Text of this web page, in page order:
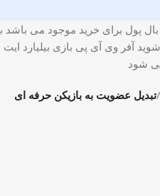
برای خرید موجود می باشد با
شوید آفر وی آی پی بازی بیلیارد
شود
تبدیل عضویت به بازیکن حرفه ای